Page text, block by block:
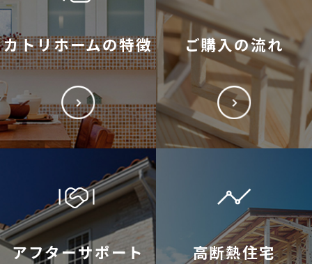
カトリホームの特徴 ご購入の流れ
アフターサポート 高断熱住宅